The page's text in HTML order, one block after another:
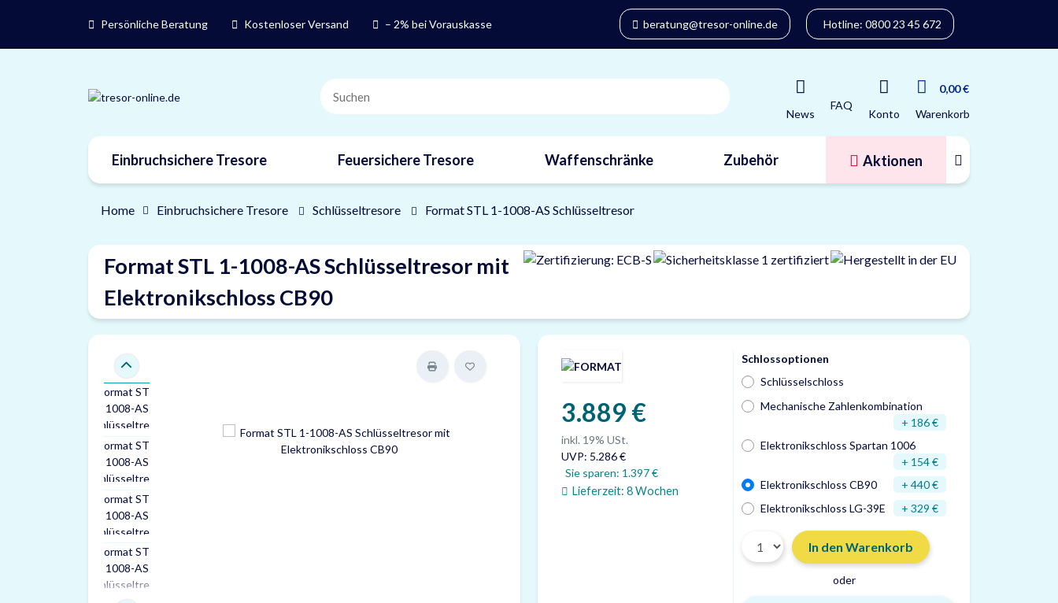
Persönliche Beratung Kostenloser Versand – 2% bei Vorauskasse beratung@tresor-online.de Hotline: 0800 23 45 672
News
FAQ
Konto
0,00 €
Warenkorb
Einbruchsichere Tresore Feuersichere Tresore Waffenschränke Zubehör Aktionen
Marken
Home Einbruchsichere Tresore Schlüsseltresore Format STL 1-1008-AS Schlüsseltresor
Format STL 1-1008-AS Schlüsseltresor mit
Elektronikschloss CB90
3.889 €
inkl. 19% USt.
UVP: 5.286 €
Sie sparen: 1.397 €
Lieferzeit: 8 Wochen
Schlossoptionen
Schlüsselschloss
Mechanische Zahlenkombination
+ 186 €
Elektronikschloss Spartan 1006
+ 154 €
Elektronikschloss CB90
+ 440 €
Elektronikschloss LG-39E
+ 329 €
In den Warenkorb
oder